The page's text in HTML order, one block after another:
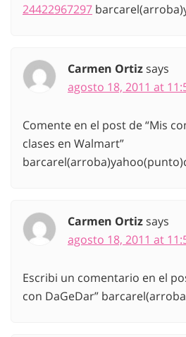
24422967297
Carmen Ortizsays
agosto 18, 2011 at
Comente en el post de “Mis
clases en Walmart”
Carmen Ortizsays
agosto 18, 2011 at
Escribi un comentario en el
con DaGeDar”